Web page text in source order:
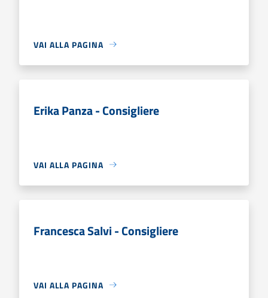
VAI ALLA PAGINA
Erika Panza - Consigliere
VAI ALLA PAGINA
Francesca Salvi - Consigliere
VAI ALLA PAGINA